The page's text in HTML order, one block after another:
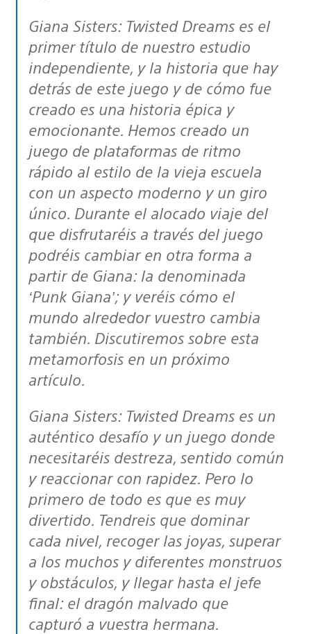
Giana Sisters: Twisted Dreams es el
primer título de nuestro estudio
independiente, y la historia que hay
detrás de este juego y de cómo fue
creado es una historia épica y
emocionante. Hemos creado un
juego de plataformas de ritmo
rápido al estilo de la vieja escuela
con un aspecto moderno y un giro
único. Durante el alocado viaje del
que disfrutaréis a través del juego
podréis cambiar en otra forma a
partir de Giana: la denominada
‘Punk Giana’; y veréis cómo el
mundo alrededor vuestro cambia
también. Discutiremos sobre esta
metamorfosis en un próximo
artículo.
Giana Sisters: Twisted Dreams es un
auténtico desafío y un juego donde
necesitaréis destreza, sentido común
y reaccionar con rapidez. Pero lo
primero de todo es que es muy
divertido. Tendreis que dominar
cada nivel, recoger las joyas, superar
a los muchos y diferentes monstruos
y obstáculos, y llegar hasta el jefe
final: el dragón malvado que
capturó a vuestra hermana.